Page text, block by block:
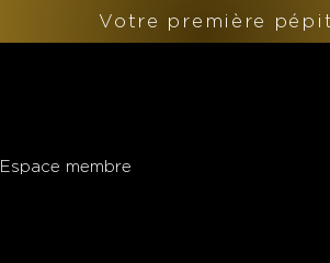
Votre première
Espace membre